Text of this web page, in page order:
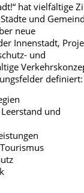
hat vielfältige
und
neue
Innenstadt,
und
definiert:
und